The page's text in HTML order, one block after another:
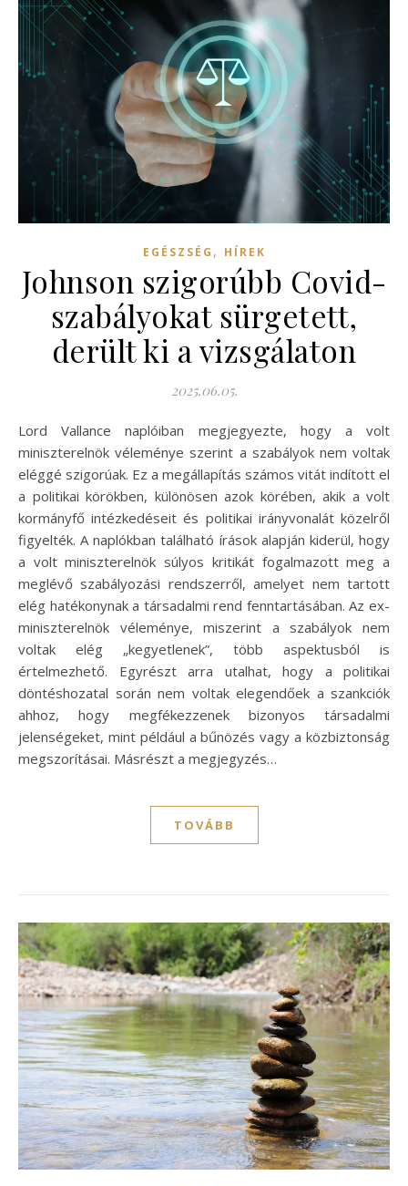
EGÉSZSÉG , HÍREK
Johnson szigorúbb Covid-
szabályokat sürgetett,
derült ki a vizsgálaton
2025.06.05.
Lord Vallance naplóiban megjegyezte, hogy a volt
miniszterelnök véleménye szerint a szabályok nem voltak
eléggé szigorúak. Ez a megállapítás számos vitát indított el
a politikai körökben, különösen azok körében, akik a volt
kormányfő intézkedéseit és politikai irányvonalát közelről
figyelték. A naplókban található írások alapján kiderül, hogy
a volt miniszterelnök súlyos kritikát fogalmazott meg a
meglévő szabályozási rendszerről, amelyet nem tartott
elég hatékonynak a társadalmi rend fenntartásában. Az ex-
miniszterelnök véleménye, miszerint a szabályok nem
voltak elég „kegyetlenek”, több aspektusból is
értelmezhető. Egyrészt arra utalhat, hogy a politikai
döntéshozatal során nem voltak elegendőek a szankciók
ahhoz, hogy megfékezzenek bizonyos társadalmi
jelenségeket, mint például a bűnözés vagy a közbiztonság
megszorításai. Másrészt a megjegyzés…
TOVÁBB